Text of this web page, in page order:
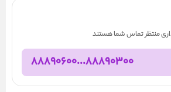
منتظر تماس شما هستند
88890300...88890600